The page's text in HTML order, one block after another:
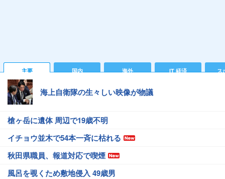
主要 国内 海外 IT 経済 ス
海上自衛隊の生々しい映像が物議
槍ヶ岳に遺体 周辺で19歳不明
イチョウ並木で54本一斉に枯れる
秋田県職員、報道対応で喫煙
風呂を覗くため敷地侵入 49歳男